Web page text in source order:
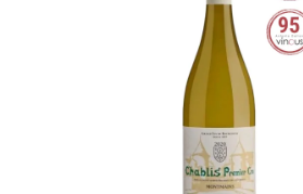
Kontakty
Vinné zážitky